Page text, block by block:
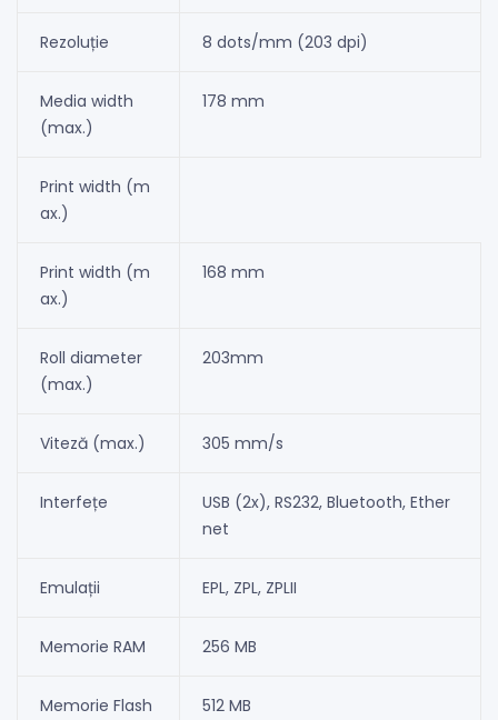
Rezoluție 8 dots/mm (203 dpi)
Media width
(max.)
178 mm
Print width (m
ax.)
Print width (m
ax.)
168 mm
Roll diameter
(max.)
203mm
Viteză (max.) 305 mm/s
Interfețe
USB (2x), RS232, Bluetooth, Ether
net
Emulații EPL, ZPL, ZPLII
Memorie RAM 256 MB
Memorie Flash 512 MB